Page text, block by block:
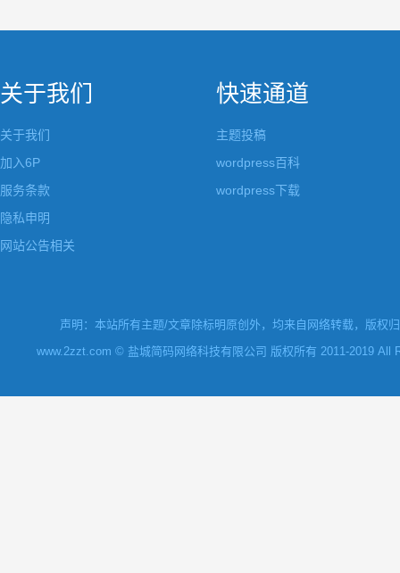
关于我们
关于我们
加入6P
服务条款
隐私申明
网站公告相关
快速通道
主题投稿
wordpress百科
wordpress下载
声明：本站所有主题/文章除标明原创外，均来自网络转载，版权
www.2zzt.com © 盐城简码网络科技有限公司 版权所有 2011-2019